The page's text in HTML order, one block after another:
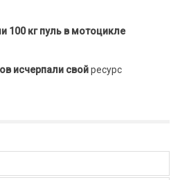
100 кг пуль в мотоцикле
исчерпали свойресурс